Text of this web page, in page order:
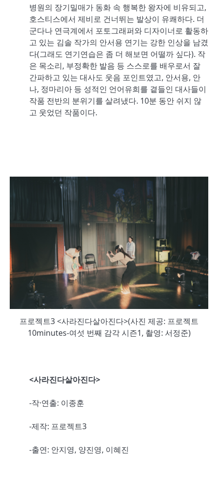
병원의 장기밀매가 동화 속 행복한 왕자에 비유되고,
호스티스에서 제비로 건너뛰는 발상이 유쾌하다. 더
군다나 연극계에서 포토그래퍼와 디자이너로 활동하
고 있는 김솔 작가의 안서용 연기는 강한 인상을 남겼
다(그래도 연기연습은 좀 더 해보면 어떨까 싶다). 작
은 목소리, 부정확한 발음 등 스스로를 배우로서 잘
간파하고 있는 대사도 웃음 포인트였고, 안서용, 안
나, 정마리아 등 성적인 언어유희를 곁들인 대사들이
작품 전반의 분위기를 살려냈다. 10분 동안 쉬지 않
고 웃었던 작품이다.
프로젝트3 <사라진다살아진다>(사진 제공: 프로젝트
10minutes-여섯 번째 감각 시즌1, 촬영: 서정준)
<사라진다살아진다>
-작·연출: 이종훈
-제작: 프로젝트3
-출연: 안지영, 양진영, 이혜진